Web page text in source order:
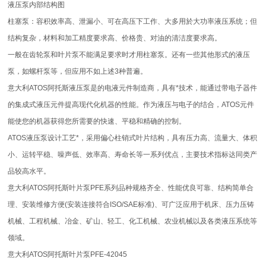
液压泵内部结构图
柱塞泵：容积效率高、泄漏小、可在高压下工作、大多用於大功率液压系统；但
结构复杂，材料和加工精度要求高、价格贵、对油的清洁度要求高。
一般在齿轮泵和叶片泵不能满足要求时才用柱塞泵。还有一些其他形式的液压
泵，如螺杆泵等，但应用不如上述3种普遍。
意大利ATOS阿托斯液压泵是的电液元件制造商，具有*技术，能通过带电子器件
的集成式液压元件提高现代化机器的性能。作为液压与电子的结合，ATOS元件
能使您的机器获得您所需要的快速、平稳和精确的控制。
ATOS液压泵设计工艺*，采用偏心柱销式叶片结构，具有压力高、流量大、体积
小、运转平稳、噪声低、效率高、寿命长等一系列优点，主要技术指标达同类产
品较高水平。
意大利ATOS阿托斯叶片泵PFE系列品种规格齐全、性能优良可靠、结构简单合
理、安装维修方便(安装连接符合ISO/SAE标准)、可广泛应用于机床、压力压铸
机械、工程机械、冶金、矿山、轻工、化工机械、农业机械以及各类液压系统等
领域。
意大利ATOS阿托斯叶片泵PFE-42045